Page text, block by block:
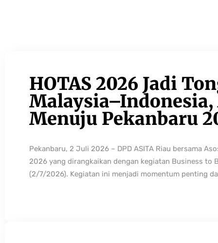
HOTAS 2026 Jadi
Menuju Pekanbaru
Pekanbaru, 2 Juli 2026 – DPD ASITA Riau bersama
2026 yang dirangkaikan dengan kegiatan Business to
(2/7/2026). Kegiatan ini menjadi momentum penting